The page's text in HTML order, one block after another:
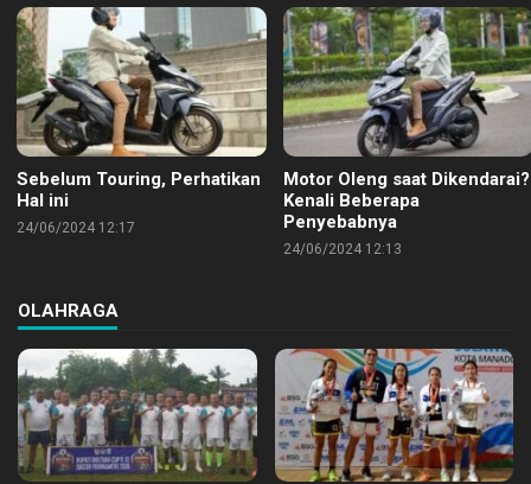
Sebelum Touring, Perhatikan
Hal ini
24/06/2024 12:17
Motor Oleng saat Dikendarai?
Kenali Beberapa
Penyebabnya
24/06/2024 12:13
OLAHRAGA